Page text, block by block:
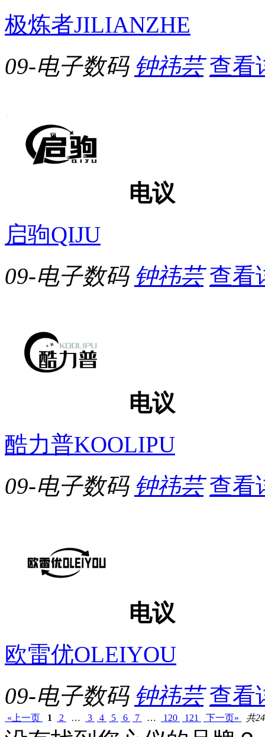
极炼者JILIANZHE
09-电子数码 钟祎芸 查看
电议
启驹QIJU
09-电子数码 钟祎芸 查看
电议
酷力普KOOLIPU
09-电子数码 钟祎芸 查看
电议
欧雷优OLEIYOU
09-电子数码 钟祎芸 查看
«上一页 1 2 … 3 4 5 6 7 … 120 121 下一页» 共